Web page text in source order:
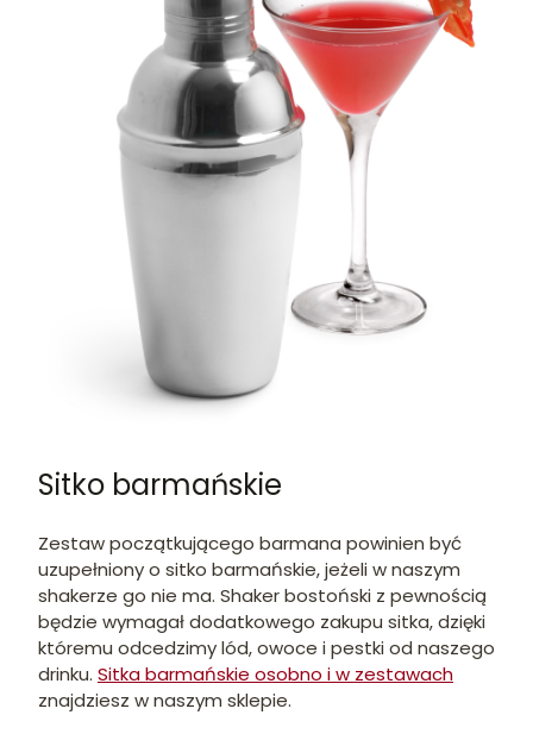
Sitko barmańskie
Zestaw początkującego barmana powinien być
uzupełniony o sitko barmańskie, jeżeli w naszym
shakerze go nie ma. Shaker bostoński z pewnością
będzie wymagał dodatkowego zakupu sitka, dzięki
któremu odcedzimy lód, owoce i pestki od naszego
drinku. Sitka barmańskie osobno i w zestawach
znajdziesz w naszym sklepie.